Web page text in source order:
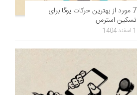
7 مورد از بهترین حرکات یوگا برای
تسکین استرس
1 اسفند 1404